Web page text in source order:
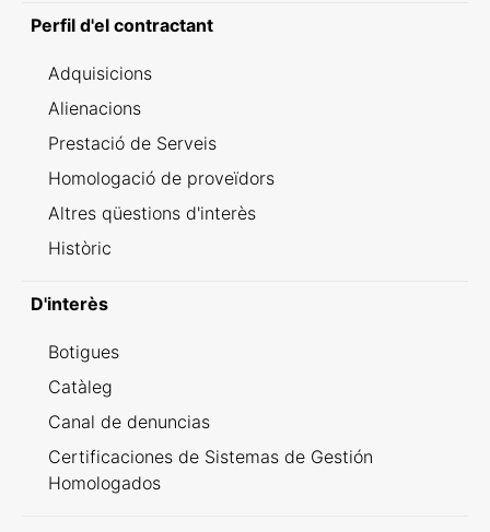
Perfil d'el contractant
Adquisicions
Alienacions
Prestació de Serveis
Homologació de proveïdors
Altres qüestions d'interès
Històric
D'interès
Botigues
Catàleg
Canal de denuncias
Certificaciones de Sistemas de Gestión
Homologados